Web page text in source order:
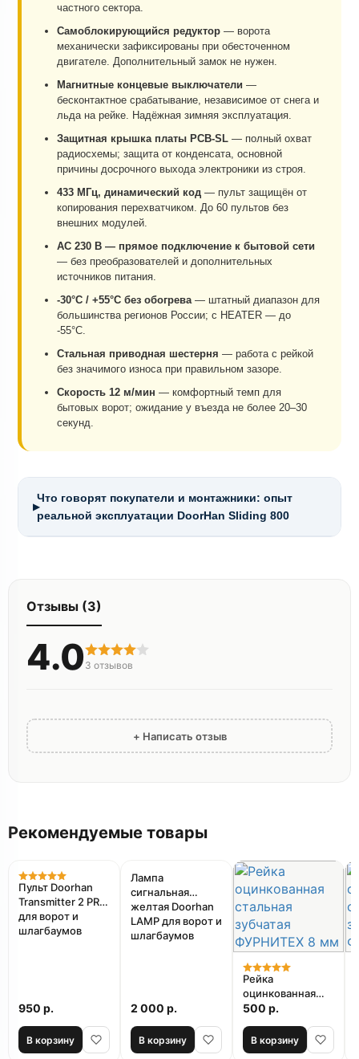
частного сектора.
Самоблокирующийся редуктор — ворота
механически зафиксированы при обесточенном
двигателе. Дополнительный замок не нужен.
Магнитные концевые выключатели —
бесконтактное срабатывание, независимое от снега и
льда на рейке. Надёжная зимняя эксплуатация.
Защитная крышка платы PCB-SL — полный охват
радиосхемы; защита от конденсата, основной
причины досрочного выхода электроники из строя.
433 МГц, динамический код — пульт защищён от
копирования перехватчиком. До 60 пультов без
внешних модулей.
AC 230 В — прямое подключение к бытовой сети
— без преобразователей и дополнительных
источников питания.
-30°C / +55°C без обогрева— штатный диапазон для
большинства регионов России; с HEATER — до
-55°C.
Стальная приводная шестерня — работа с рейкой
без значимого износа при правильном зазоре.
Скорость 12 м/мин — комфортный темп для
бытовых ворот; ожидание у въезда не более 20–30
секунд.
▶
Что говорят покупатели и монтажники: опыт
реальной эксплуатации DoorHan Sliding 800
Отзывы (3)
4.0 3 отзывов
+ Написать отзыв
Рекомендуемые товары
Пульт Doorhan
Transmitter 2 PRO
для ворот и
шлагбаумов
950 р.
В корзину
Лампа
сигнальная
желтая Doorhan
LAMP для ворот и
шлагбаумов
2 000 р.
В корзину
Рейка
оцинкованная
стальная
ФУРНИТЕХ 8 мм
500 р.
В корзину